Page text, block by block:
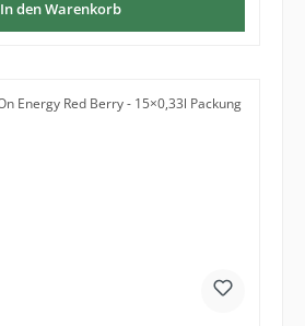
In den Warenkorb